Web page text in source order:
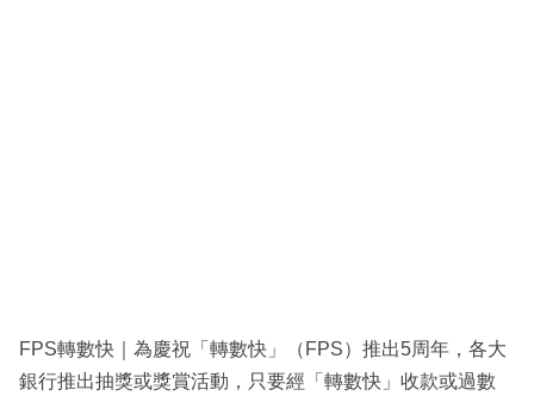
FPS轉數快｜為慶祝「轉數快」（FPS）推出5周年，各大
銀行推出抽獎或獎賞活動，只要經「轉數快」收款或過數